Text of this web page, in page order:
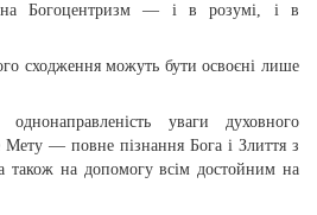
на Богоцентризм — і в розумі, і в
сходження можуть бути освоєні лише
уваги духовного
— повне пізнання Бога і Злиття з
також на допомогу всім достойним на